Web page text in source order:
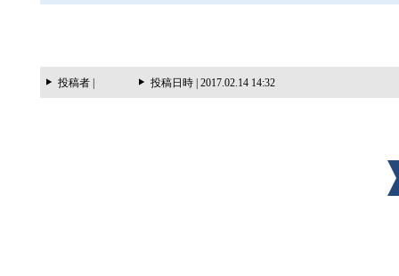
投稿者 | 投稿日時 | 2017.02.14 14:32